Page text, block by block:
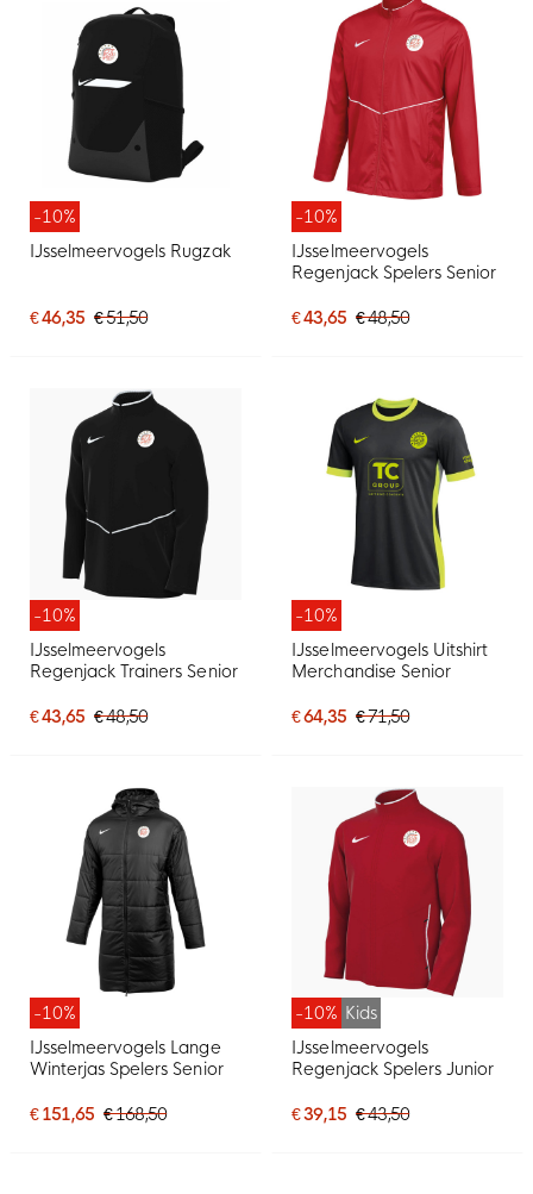
-10%
IJsselmeervogels Rugzak
€ 46,35 € 51,50
-10%
IJsselmeervogels
Regenjack Spelers Senior
€ 43,65 € 48,50
-10%
IJsselmeervogels
Regenjack Trainers Senior
€ 43,65 € 48,50
-10%
IJsselmeervogels Uitshirt
Merchandise Senior
€ 64,35 € 71,50
-10%
IJsselmeervogels Lange
Winterjas Spelers Senior
€ 151,65 € 168,50
-10% Kids
IJsselmeervogels
Regenjack Spelers Junior
€ 39,15 € 43,50